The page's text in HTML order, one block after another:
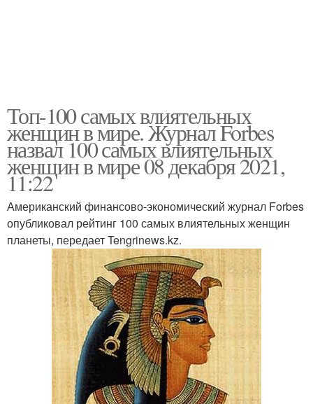
Топ-100 самых влиятельных
женщин в мире. Журнал Forbes
назвал 100 самых влиятельных
женщин в мире 08 декабря 2021,
11:22
Американский финансово-экономический журнал Forbes
опубликовал рейтинг 100 самых влиятельных женщин
планеты, передает Tengrinews.kz.